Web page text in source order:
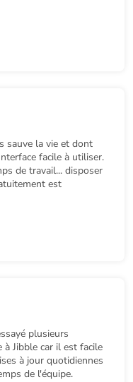
sauve la vie et dont
facile à utiliser.
de travail... disposer
est
plusieurs
Jibble car il est facile
à jour quotidiennes
de l'équipe.